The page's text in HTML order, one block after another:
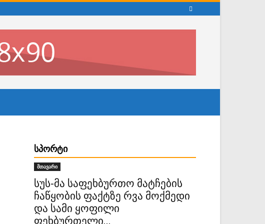
ᲡᲞᲝᲠᲢᲘ
მთავარი
სუს-მა საფეხბურთო მატჩების
ჩაწყობის ფაქტზე რვა მოქმედი
და სამი ყოფილი
ფეხბურთელი...